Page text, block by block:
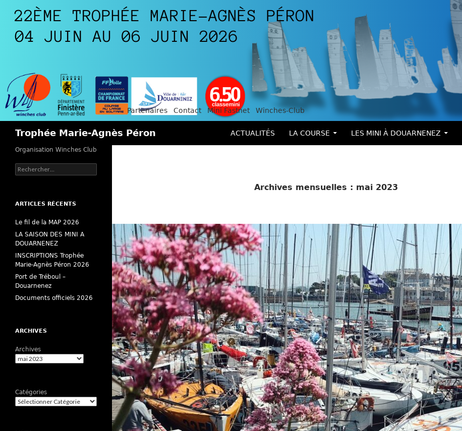
Partenaires Contact Mini Fastnet Winches-Club
Trophée Marie-Agnès Péron ACTUALITÉS LA COURSE LES MINI À DOUARNENEZ
Archives mensuelles : mai 2023
Organisation Winches Club
Rechercher :
ARTICLES RÉCENTS
Le fil de la MAP 2026
LA SAISON DES MINI A
DOUARNENEZ
INSCRIPTIONS Trophée
Marie-Agnès Péron 2026
Port de Tréboul –
Douarnenez
Documents officiels 2026
ARCHIVES
Archives
Catégories